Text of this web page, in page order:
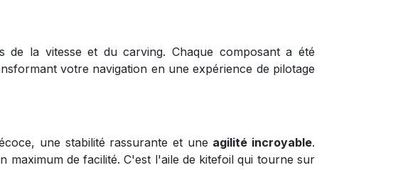
la vitesse et du carving. Chaque composant a été
votre navigation en une expérience de pilotage
une stabilité rassurante et une agilité incroyable.
de facilité. C'est l'aile de kitefoil qui tourne sur